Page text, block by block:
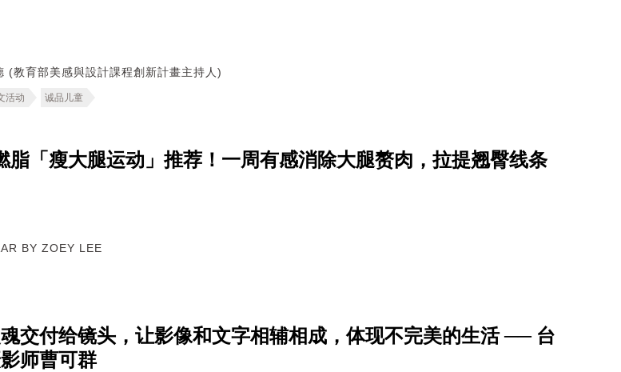
(教育部美感與設計課程創新計畫主持人)
活动 诚品儿童
脂「瘦大腿运动」推荐！一周有感消除大腿赘肉，拉提翘臀线条
BY ZOEY LEE
交付给镜头，让影像和文字相辅相成，体现不完美的生活 ── 台
师曹可群